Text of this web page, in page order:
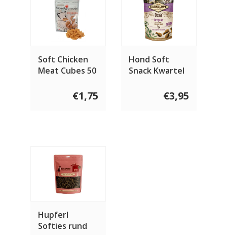
Soft Chicken
Meat Cubes 50
€1,75
Hond Soft
Snack Kwartel
200 gram€3,95
Hupferl
Softies rund